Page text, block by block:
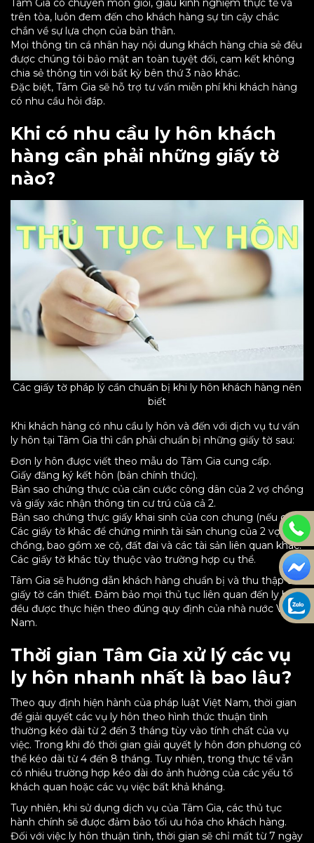
trên tòa, luôn đem đến cho khách hàng sự tin cậy chắc
chắn về sự lựa chọn của bản thân.
Mọi thông tin cá nhân hay nội dung khách hàng chia sẻ đều
được chúng tôi bảo mật an toàn tuyệt đối, cam kết không
chia sẻ thông tin với bất kỳ bên thứ 3 nào khác.
Đặc biệt, Tâm Gia sẽ hỗ trợ tư vấn miễn phí khi khách hàng
có nhu cầu hỏi đáp.
Khi có nhu cầu ly hôn khách
hàng cần phải những giấy tờ
nào?
Các giấy tờ pháp lý cần chuẩn bị khi ly hôn khách hàng nên
biết
Khi khách hàng có nhu cầu ly hôn và đến với dịch vụ tư vấn
ly hôn tại Tâm Gia thì cần phải chuẩn bị những giấy tờ sau:
Đơn ly hôn được viết theo mẫu do Tâm Gia cung cấp.
Giấy đăng ký kết hôn (bản chính thức).
Bản sao chứng thực của căn cước công dân của 2 vợ chồng
và giấy xác nhận thông tin cư trú của cả 2.
Bản sao chứng thực giấy khai sinh của con chung (nếu có).
Các giấy tờ khác để chứng minh tài sản chung của 2 vợ
chồng, bao gồm xe cộ, đất đai và các tài sản liên quan khác.
Các giấy tờ khác tùy thuộc vào trường hợp cụ thể.
Tâm Gia sẽ hướng dẫn khách hàng chuẩn bị và thu thập các
giấy tờ cần thiết. Đảm bảo mọi thủ tục liên quan đến ly hôn
đều được thực hiện theo đúng quy định của nhà nước Việt
Nam.
Thời gian Tâm Gia xử lý các vụ
ly hôn nhanh nhất là bao lâu?
Theo quy định hiện hành của pháp luật Việt Nam, thời gian
để giải quyết các vụ ly hôn theo hình thức thuận tình
thường kéo dài từ 2 đến 3 tháng tùy vào tính chất của vụ
việc. Trong khi đó thời gian giải quyết ly hôn đơn phương có
thể kéo dài từ 4 đến 8 tháng. Tuy nhiên, trong thực tế vẫn
có nhiều trường hợp kéo dài do ảnh hưởng của các yếu tố
khách quan hoặc các vụ việc bất khả kháng.
Tuy nhiên, khi sử dụng dịch vụ của Tâm Gia, các thủ tục
hành chính sẽ được đảm bảo tối ưu hóa cho khách hàng.
Đối với việc ly hôn thuận tình, thời gian sẽ chỉ mất từ 7 ngày